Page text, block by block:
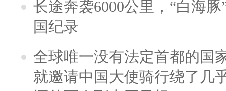
长途奔袭6000公里，“白海
国纪录
全球唯一没有法定首都的国
就邀请中国大使骑行绕了几